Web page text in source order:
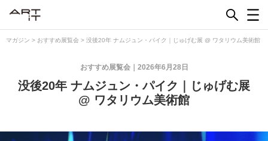
マガジン > おすすめ展覧会 > 没後20年 ナムジュン・パイク｜じゅげむ展 @ ワタリウム美術館
2026年6月28日
おすすめ展覧会
没後20年 ナムジュン・パイク｜じゅげむ展
@ ワタリウム美術館